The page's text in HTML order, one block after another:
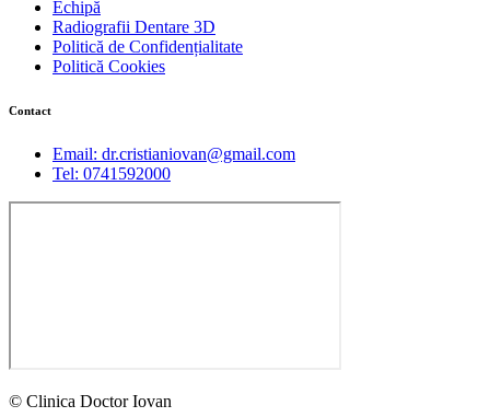
Echipă
Radiografii Dentare 3D
Politică de Confidențialitate
Politică Cookies
Contact
Email: dr.cristianiovan@gmail.com
Tel: 0741592000
© Clinica Doctor Iovan